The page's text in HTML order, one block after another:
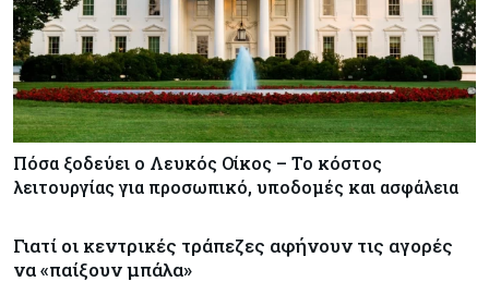
Πόσα ξοδεύει ο Λευκός Οίκος – Το κόστος
λειτουργίας για προσωπικό, υποδομές και ασφάλεια
Γιατί οι κεντρικές τράπεζες αφήνουν τις αγορές
να «παίξουν μπάλα»